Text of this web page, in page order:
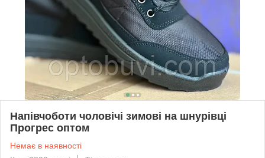
Напівчоботи чоловічі зимові на шнурівці
Прогрес оптом
Немає в наявності